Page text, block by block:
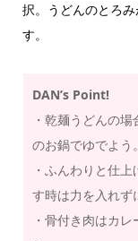
択。うどんのとろ
す。
DAN’s Point!
・乾麺うどんの
のお鍋でゆでよう。
・ふんわりと仕
す時は力を入れず
・骨付き肉はカ